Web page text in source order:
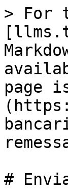
> For
page
#